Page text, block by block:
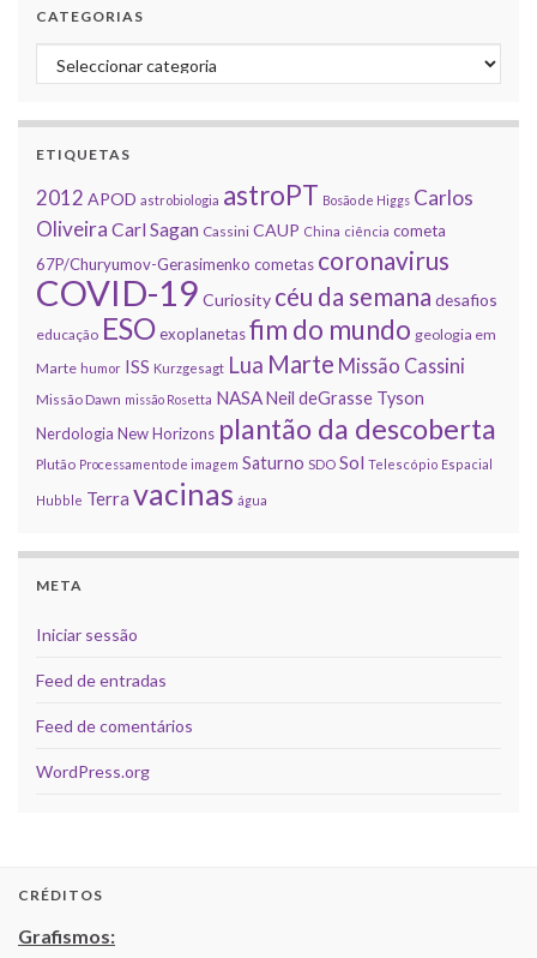
CATEGORIAS
Categorias
ETIQUETAS
2012 APOD astrobiologia astroPT Bosão de Higgs Carlos
Oliveira Carl Sagan Cassini CAUP China ciência cometa
67P/Churyumov-Gerasimenko cometas coronavirus
COVID-19 Curiosity céu da semana desafios
educação ESOexoplanetasfim do mundo geologia em
Marte humor ISS Kurzgesagt Lua Marte Missão Cassini
Missão Dawn missão Rosetta NASANeil deGrasse Tyson
Nerdologia New Horizons plantão da descoberta
Plutão Processamento de imagem Saturno SDO Sol Telescópio Espacial
Hubble Terra vacinas água
META
Iniciar sessão
Feed de entradas
Feed de comentários
WordPress.org
CRÉDITOS
Grafismos: